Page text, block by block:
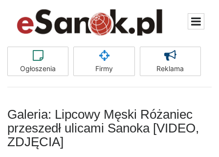
Ogłoszenia Firmy Reklama
Galeria: Lipcowy Męski Różaniec
przeszedł ulicami Sanoka [VIDEO,
ZDJĘCIA]